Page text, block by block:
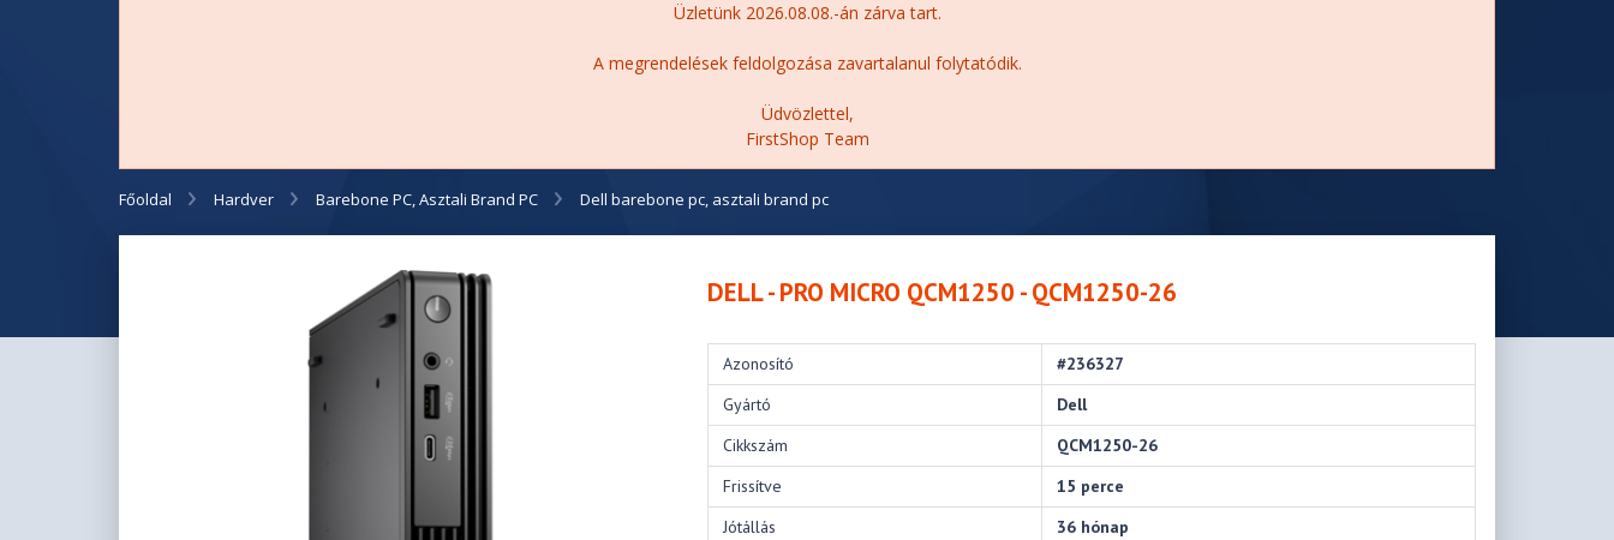
Üzletünk 2026.08.08.-án zárva tart.
A megrendelések feldolgozása zavartalanul folytatódik.
Üdvözlettel,
FirstShop Team
Főoldal Hardver Barebone PC, Asztali Brand PC Dell barebone pc, asztali brand pc
DELL - PRO MICRO QCM1250 - QCM1250-26
Azonosító
#236327
Gyártó
Dell
Cikkszám
QCM1250-26
Frissítve
15 perce
Jótállás
36 hónap